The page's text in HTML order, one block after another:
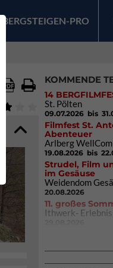
BERGSTEIGEN-PRO
KOMMENDE
14
St. Pölten
09.07.2026 bis
Filmfest St.
Abenteuer
Arlberg WellCom
19.08.2026 bis
Strudel, Film
im Gesäuse
Weidendom
20.08.2026
11. großes
Ithwerk-
DAV Kletter- &
Süd (Thalkirchen)